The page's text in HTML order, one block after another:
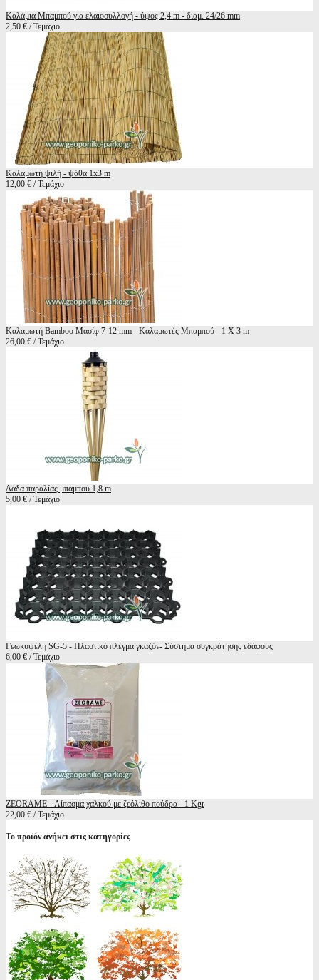
Καλάμια Μπαμπού για ελαιοσυλλογή - ύψος 2,4 m - διαμ. 24/26 mm
2,50 € / Τεμάχιο
Καλαμωτή ψιλή - ψάθα 1x3 m
12,00 € / Τεμάχιο
Καλαμωτή Bamboo Μασίφ 7-12 mm - Καλαμωτές Μπαμπού - 1 Χ 3 m
26,00 € / Τεμάχιο
Δάδα παραλίας μπαμπού 1,8 m
5,00 € / Τεμάχιο
Γεωκυψέλη SG-5 - Πλαστικό πλέγμα γκαζόν- Σύστημα συγκράτησης εδάφους
6,00 € / Τεμάχιο
ZEORAME - Λίπασμα χαλκού με ζεόλιθο πούδρα - 1 Kgr
22,00 € / Τεμάχιο
Το προϊόν ανήκει στις κατηγορίες